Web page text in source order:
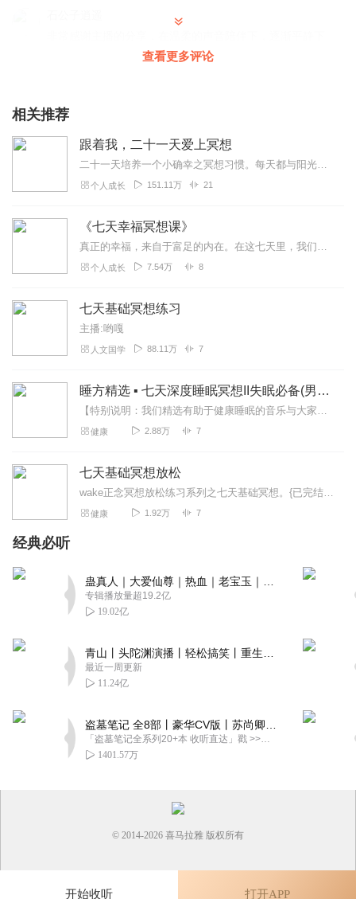
来，感觉放松了好多
同一片蓝天s
非常好的音频 ，对我的帮助很大 。睡不着的时候就想听 ，
能让纷乱的思绪安静下来 。感谢主播！
小白杏_md
循序渐进，真的很实用，很喜欢！
o_o啥都听听
感恩，很适合冥想入门
萱萱要努力up
1361650ghzj
短而精，身体扫描很好。
点半点黑
2021-08-27
很不错，好好跟着努力，感觉自己专注了不少，情绪也稳定
了很多，但一定要坚持
2021-01-06
查看更多评论
相关推荐
跟着我，二十一天爱上冥想
二十一天培养一个小确幸之冥想习惯。每天都与阳光，雨露，花草，大自然连接几分钟，可能它会帮你摆脱焦虑，可能它会带你走出抑郁，可能它会带你进入平安。打开心，一切皆有...
个人成长 151.11万 21
《七天幸福冥想课》
真正的幸福，来自于富足的内在。在这七天里，我们一起学习幸福的七大态度，它们是:1、以感恩的心看待世界2、如何爱自己和关爱别人3、放弃对极致满足感的追求4、学会对...
个人成长 7.54万 8
七天基础冥想练习
主播:哟嘎
人文国学 88.11万 7
睡方精选 ▪ 七天深度睡眠冥想II失眠必备(男声版)
【特别说明：我们精选有助于健康睡眠的音乐与大家分享，本专辑仅限于非商业用途，我们尊重原创，尊重版权，也乐于分享传播高品质内容。本专辑音乐、图片版权归作者及所属公...
健康 2.88万 7
七天基础冥想放松
wake正念冥想放松练习系列之七天基础冥想。{已完结}如何让繁忙的生活也能充满着乐趣？那就需要我们停下来，休息片刻，在这片刻中，回味一路走来时所经历的努力与成...
健康 1.92万 7
经典必听
专辑播放量超19.2亿
19.02亿
最近一周更新
11.24亿
「盗墓笔记全系列20+本 收听直达」戳 >>改编自南派三叔同名作品，腾讯音乐娱乐集团出品，冠声文化制作，...
1401.57万
开始收听 打开APP
© 2014-2026 喜马拉雅 版权所有